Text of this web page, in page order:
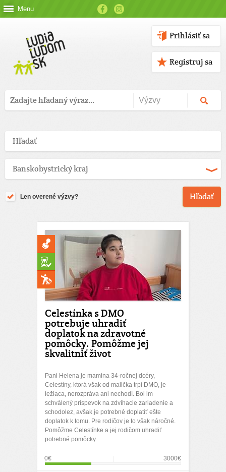
Menu
Prihlásiť sa
Registruj sa
Len overené výzvy?
Celestínka s DMO
potrebuje uhradiť
doplatok na zdravotné
pomôcky. Pomôžme jej
skvalitniť život
Pani Helena je mamina 34-ročnej dcéry,
Celestíny, ktorá však od malička trpí DMO, je
ležiaca, nerozpráva ani nechodí. Bol im
schválený príspevok na zdvíhacie zariadenie a
schodolez, avšak je potrebné doplatiť ešte
doplatok k tomu. Pre rodičov je to však náročné.
Pomôžme Celestínke a jej rodičom uhradiť
potrebné pomôcky.
0€ 3000€